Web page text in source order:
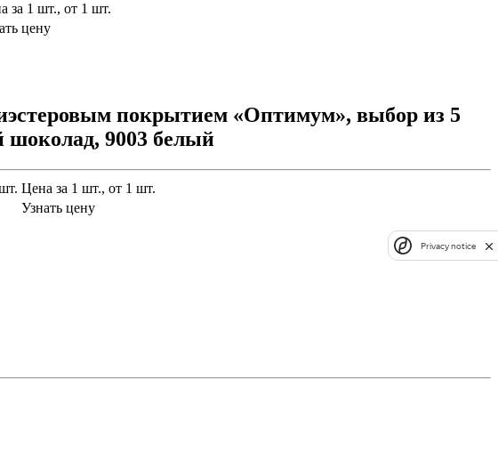
за 1 шт., от 1 шт.
цену
покрытием «Оптимум», выбор из 5
шоколад, 9003 белый
Цена за 1 шт., от 1 шт.
Узнать цену
Privacy notice